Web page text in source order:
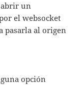
abrir un
el websocket
pasarla al origen
opción